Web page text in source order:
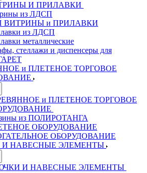
И ПРИЛАВКИ
из ЛДСП
ВИТРИНЫ и ПРИЛАВКИ
из ЛДСП
металлические
стеллажи и диспенсеры для
и ПЛЕТЕНОЕ ТОРГОВОЕ
и ПЛЕТЕНОЕ ТОРГОВОЕ
из ПОЛИРОТАНГА
ОБОРУДОВАНИЕ
ОБОРУДОВАНИЕ
И НАВЕСНЫЕ ЭЛЕМЕНТЫ
И НАВЕСНЫЕ ЭЛЕМЕНТЫ